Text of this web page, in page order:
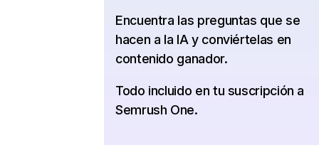
Encuentra las preguntas que se
hacen a la IA y conviértelas en
contenido ganador.
Todo incluido en tu suscripción a
Semrush One.